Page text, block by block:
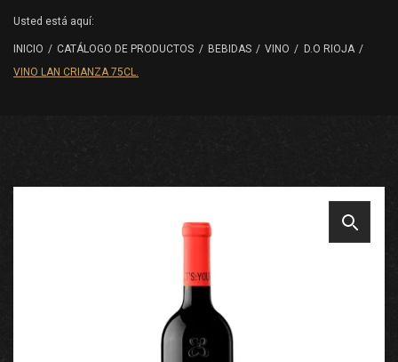
Usted está aquí:
INICIO / CATÁLOGO DE PRODUCTOS / BEBIDAS / VINO / D.O RIOJA /
VINO LAN CRIANZA 75CL.